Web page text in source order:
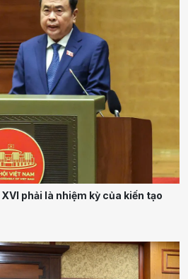
phải là nhiệm kỳ của kiến tạo